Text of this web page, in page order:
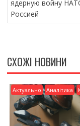
o
o
ядерную войну
Россией
СХОЖІ НОВИНИ
Актуально Аналітика